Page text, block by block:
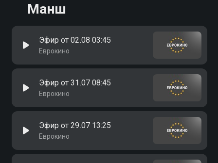
Манш
Эфир от 02.08 03:45
Еврокино
Эфир от 31.07 08:45
Еврокино
Эфир от 29.07 13:25
Еврокино